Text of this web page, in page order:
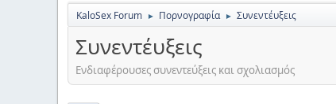
KaloSex Forum ► Πορνογραφία ► Συνεντέυξεις
Συνεντέυξεις
Ενδιαφέρουσες συνεντεύξεις και σχολιασμός